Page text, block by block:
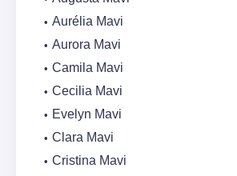
Aurélia Mavi
Aurora Mavi
Camila Mavi
Cecilia Mavi
Evelyn Mavi
Clara Mavi
Cristina Mavi